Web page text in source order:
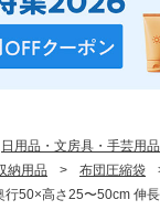
日用品・文房具・手芸用品
納用品 > 布団圧縮袋
行50×高さ25〜50cm 伸